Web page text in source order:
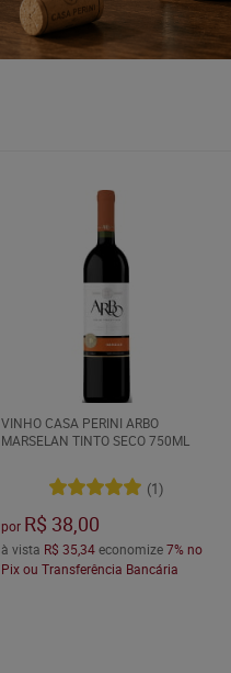
VINHO CASA PERINI ARBO
MARSELAN TINTO SECO 750ML
(1)
por R$ 38,00
à vista R$ 35,34economize7% no
Pix ou Transferência Bancária